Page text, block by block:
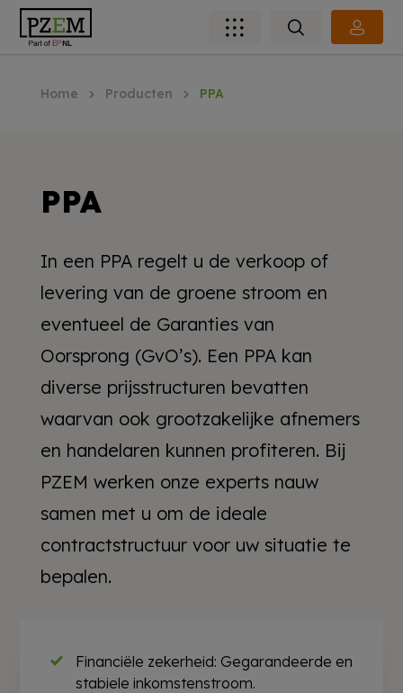
Home Producten PPA
PPA
In een PPA regelt u de verkoop of
levering van de groene stroom en
eventueel de Garanties van
Oorsprong (GvO’s). Een PPA kan
diverse prijsstructuren bevatten
waarvan ook grootzakelijke afnemers
en handelaren kunnen profiteren. Bij
PZEM werken onze experts nauw
samen met u om de ideale
contractstructuur voor uw situatie te
bepalen.
Financiële zekerheid: Gegarandeerde en
stabiele inkomstenstroom.